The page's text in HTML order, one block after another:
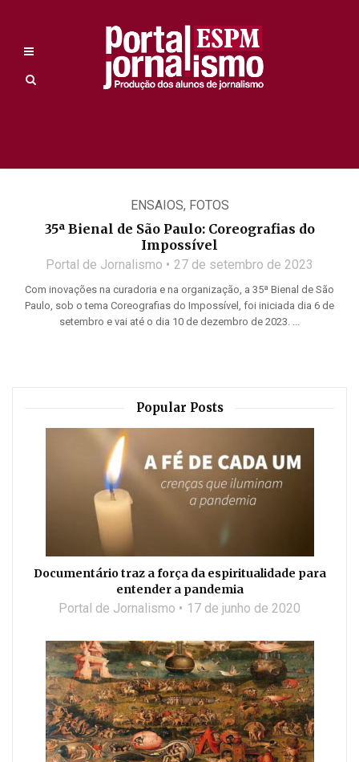
ENSAIOS, FOTOS
35ª Bienal de São Paulo: Coreografias do
Impossível
Portal de Jornalismo 27 de setembro de 2023
Com inovações na curadoria e na organização, a 35ª Bienal de São
Paulo, sob o tema Coreografias do Impossível, foi iniciada dia 6 de
setembro e vai até o dia 10 de dezembro de 2023. ...
Popular Posts
Documentário traz a força da espiritualidade para
entender a pandemia
Portal de Jornalismo 17 de junho de 2020